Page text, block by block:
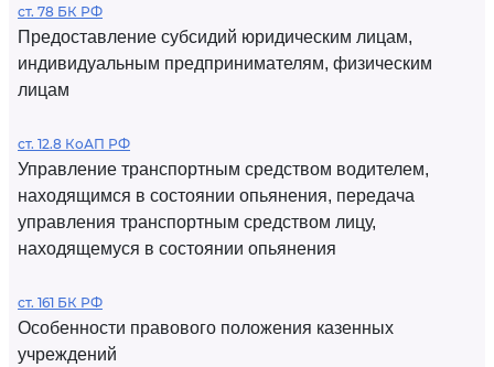
ст. 78 БК РФ
Предоставление субсидий юридическим лицам,
индивидуальным предпринимателям, физическим
лицам
ст. 12.8 КоАП РФ
Управление транспортным средством водителем,
находящимся в состоянии опьянения, передача
управления транспортным средством лицу,
находящемуся в состоянии опьянения
ст. 161 БК РФ
Особенности правового положения казенных
учреждений